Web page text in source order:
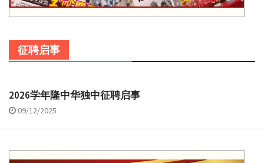
征聘启事
2026学年隆中华独中征聘启事
09/12/2025